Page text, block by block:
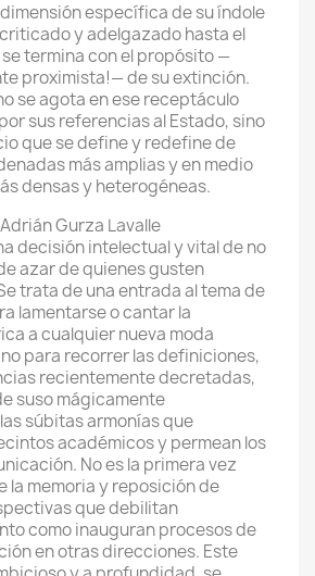
específica de su índole
y adelgazado hasta el
termina con el propósito—
proximista!—de su extinción.
se agota en ese receptáculo
sus referencias al Estado, sino
que se define y redefine de
más amplias y en medio
densas y heterogéneas.
Gurza Lavalle
decisión intelectual y vital de no
azar de quienes gusten
trata de una entrada al tema de
lamentarse o cantar la
a cualquier nueva moda
para recorrer las definiciones,
recientemente decretadas,
suso mágicamente
súbitas armonías que
académicos y permean los
No es la primera vez
la memoria y reposición de
que debilitan
como inauguran procesos de
en otras direcciones. Este